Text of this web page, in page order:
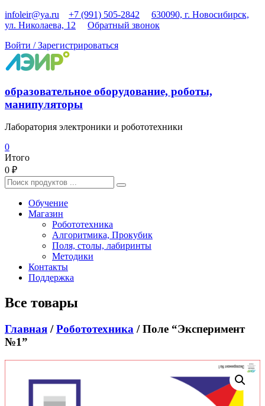
Перейти
к
infoleir@ya.ru +7 (991) 505-2842
630090, г. Новосибирск,
ул. Николаева, 12
Обратный звонок
Войти / Зарегистрироваться
образовательное оборудование, роботы,
манипуляторы
Лаборатория электроники и робототехники
0
Итого
0 ₽
Найти:
Обучение
Магазин
Робототехника
Алгоритмика, Прокубик
Поля, столы, лабиринты
Методики
Контакты
Поддержка
Все товары
Главная /Робототехника / Поле “Эксперимент
№1”